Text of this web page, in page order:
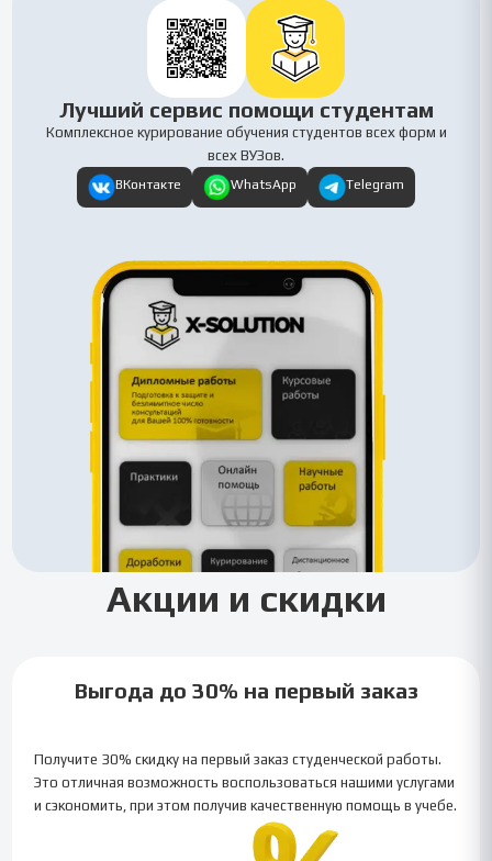
Лучший сервис помощи студентам
Комплексное курирование обучения студентов всех форм и
всех ВУЗов.
ВКонтакте WhatsApp Telegram
Акции и скидки
Выгода до 30% на первый заказ
Получите 30% скидку на первый заказ студенческой работы.
Это отличная возможность воспользоваться нашими услугами
и сэкономить, при этом получив качественную помощь в учебе.